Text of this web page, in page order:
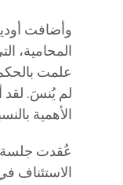
المحامية،
علمت
لم يُنسَ. لقد
الأهمية
عُقدت جلسة
الاستئناف